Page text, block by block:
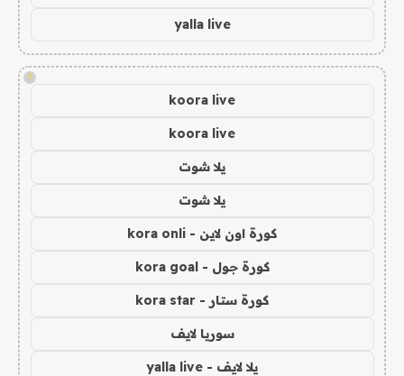
yalla live
!
koora live
koora live
يلا شوت
يلا شوت
كورة اون لاين - kora onli
كورة جول - kora goal
كورة ستار - kora star
سوريا لايف
يلا لايف - yalla live